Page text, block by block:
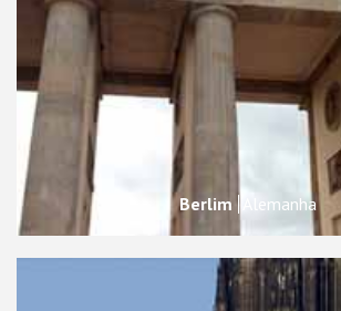
Berlim Alemanha